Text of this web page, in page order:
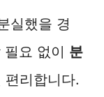
실했을 경
요 없이 분
편리합니다.